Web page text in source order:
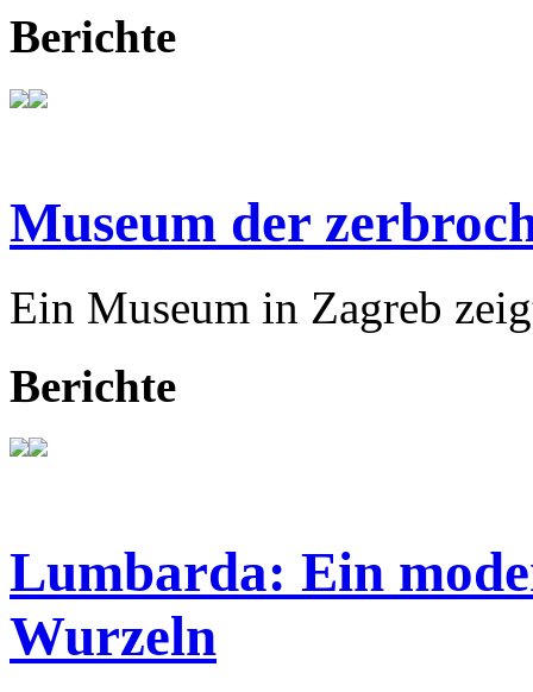
Berichte
Museum der
Ein Museum in Zagreb
Berichte
Lumbarda: Ein
Wurzeln